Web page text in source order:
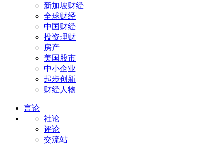
新加坡财经
全球财经
中国财经
投资理财
房产
美国股市
中小企业
起步创新
财经人物
言论
社论
评论
交流站